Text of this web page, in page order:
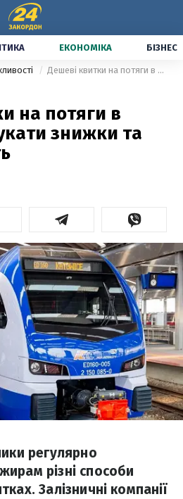
ЕКОНОМІКА БІЗНЕС
Дешеві квитки на потяги в Польщі: де шукати знижки та які акції діють
на потяги в
знижки та
регулярно
різні способи
Залізничні компанії